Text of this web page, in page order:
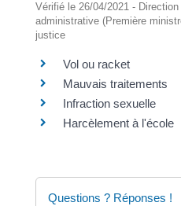
Vérifié le 26/04/2021 -
administrative (Première
justice
Vol ou racket
Mauvais traitements
Infraction sexuelle
Harcèlement à l'école
Questions ? Réponses !